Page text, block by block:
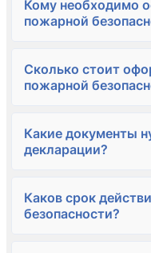
Кому необходимо
пожарной
Сколько стоит
пожарной
Какие документы
декларации?
Каков срок
безопасности?